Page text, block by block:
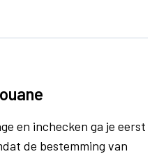
en inchecken ga je eerst
de bestemming van